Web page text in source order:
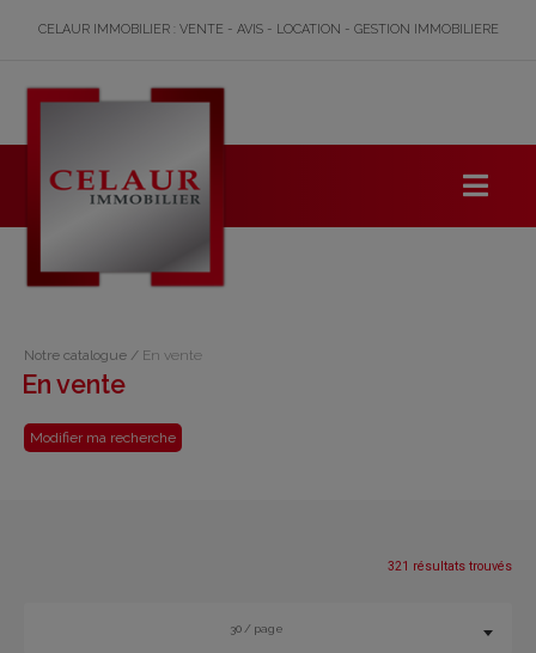
CELAUR IMMOBILIER : VENTE - AVIS - LOCATION - GESTION IMMOBILIERE
Notre catalogue / En vente
En vente
Modifier ma recherche
321 résultats trouvés
30 / page